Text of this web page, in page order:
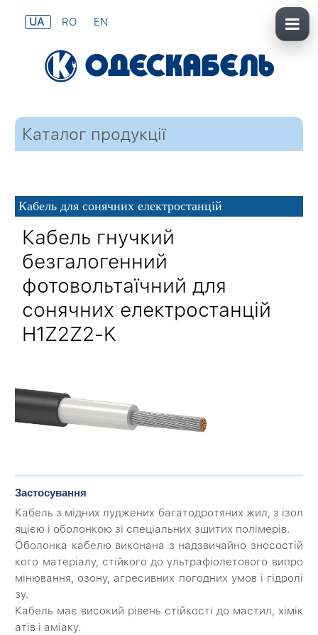
UA RO EN
Каталог продукції
Кабель для сонячних електростанцій
Кабель гнучкий
безгалогенний
фотовольтаїчний для
сонячних електростанцій
H1Z2Z2-K
Застосування
Кабель з мідних луджених багатодротяних жил, з ізол
яцією і оболонкою зі спеціальних зшитих полімерів.
Оболонка кабелю виконана з надзвичайно зносостій
кого матеріалу, стійкого до ультрафіолетового випро
мінювання, озону, агресивних погодних умов і гідролі
зу.
Кабель має високий рівень стійкості до мастил, хімік
атів і аміаку.